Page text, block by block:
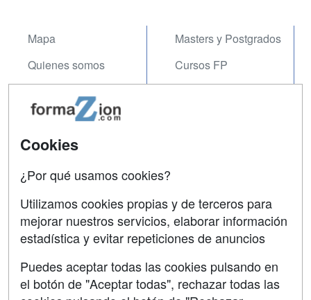
Mapa
Quienes somos
Acceso Usuarios
Acceso Centros
Masters y Postgrados
Cursos FP
Contactar
Confidencialidad
Copyleft
SÍGUENOS EN:
Cookies
¿Por qué usamos cookies?
Utilizamos cookies propias y de terceros para
mejorar nuestros servicios, elaborar información
estadística y evitar repeticiones de anuncios
Puedes aceptar todas las cookies pulsando en
el botón de "Aceptar todas", rechazar todas las